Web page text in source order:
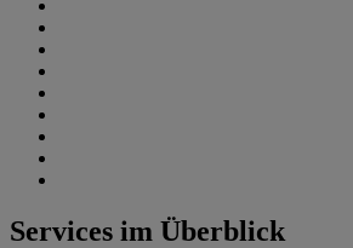
Services im Überblick